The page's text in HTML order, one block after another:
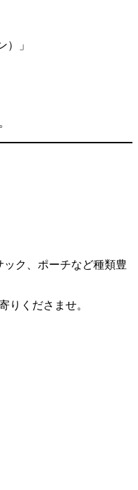
）」
ク、ポーチなど種類豊
りくださませ。